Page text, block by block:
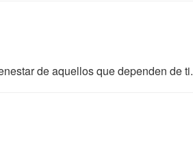
de aquellos que dependen de ti.